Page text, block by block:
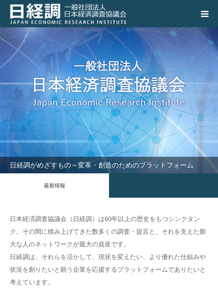
日経調がめざすもの～変革・創造のためのプラットフォーム
最新情報
日本経済調査協議会（日経調）は60年以上の歴史をもつシンクタン
ク。その間に積み上げてきた数多くの調査・提言と、それを支えた膨
大な人のネットワークが最大の資産です。
日経調は、それらを活かして、現状を変えたい、より優れた仕組みや
状況を創りたいと願う企業を応援するプラットフォームでありたいと
考えています。
日経調について
調査研究活動の成果
講演会、シンポジウム
会員専用ページ
入会のご案内